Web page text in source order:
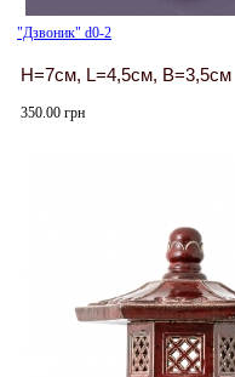
"Дзвоник" d0-2
H=7см, L=4,5см, B=3,5см
350.00 грн